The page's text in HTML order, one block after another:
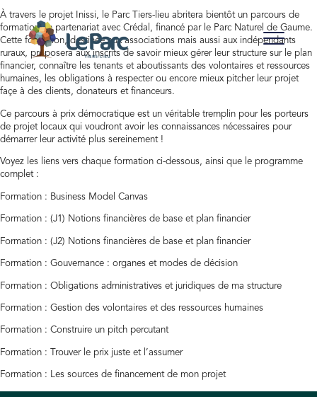
À travers le projet Inissi, le Parc Tiers-lieu abritera bientôt un parcours de
formation en partenariat avec Crédal, financé par le Parc Naturel de Gaume.
Cette formation, destinée aux associations mais aussi aux indépendants
ruraux, proposera aux inscrits de savoir mieux gérer leur structure sur le plan
financier, connaître les tenants et aboutissants des volontaires et ressources
humaines, les obligations à respecter ou encore mieux pitcher leur projet
façe à des clients, donateurs et financeurs.
Ce parcours à prix démocratique est un véritable tremplin pour les porteurs
de projet locaux qui voudront avoir les connaissances nécessaires pour
démarrer leur activité plus sereinement !
Voyez les liens vers chaque formation ci-dessous, ainsi que le programme
complet :
Formation : Business Model Canvas
Formation : (J1) Notions financières de base et plan financier
Formation : (J2) Notions financières de base et plan financier
Formation : Gouvernance : organes et modes de décision
Formation : Obligations administratives et juridiques de ma structure
Formation : Gestion des volontaires et des ressources humaines
Formation : Construire un pitch percutant
Formation : Trouver le prix juste et l’assumer
Formation : Les sources de financement de mon projet